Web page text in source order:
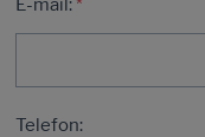
E-mail:*
Telefon: